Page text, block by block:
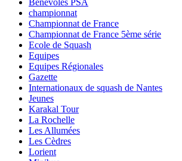
championnat
Championnat de France
Championnat de France 5ème série
Ecole de Squash
Equipes
Equipes Régionales
Gazette
Internationaux de squash de Nantes
Jeunes
Karakal Tour
La Rochelle
Les Allumées
Les Cèdres
Lorient